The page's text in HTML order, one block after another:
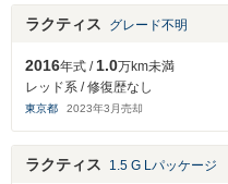
ラクティス グレード不明
2016年式 /1.0万km未満
レッド系 / 修復歴なし
東京都 2023年3 月売却
ラクティス 1.5 G Lパッケージ